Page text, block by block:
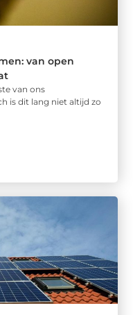
van open
van ons
is dit lang niet altijd zo